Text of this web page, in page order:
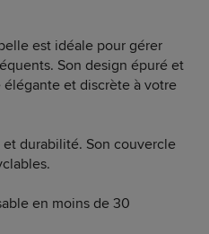
est idéale pour gérer
Son design épuré et
et discrète à votre
durabilité. Son couvercle
en moins de 30